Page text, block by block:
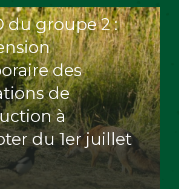
du groupe 2 :
des
de
à
du 1er juillet